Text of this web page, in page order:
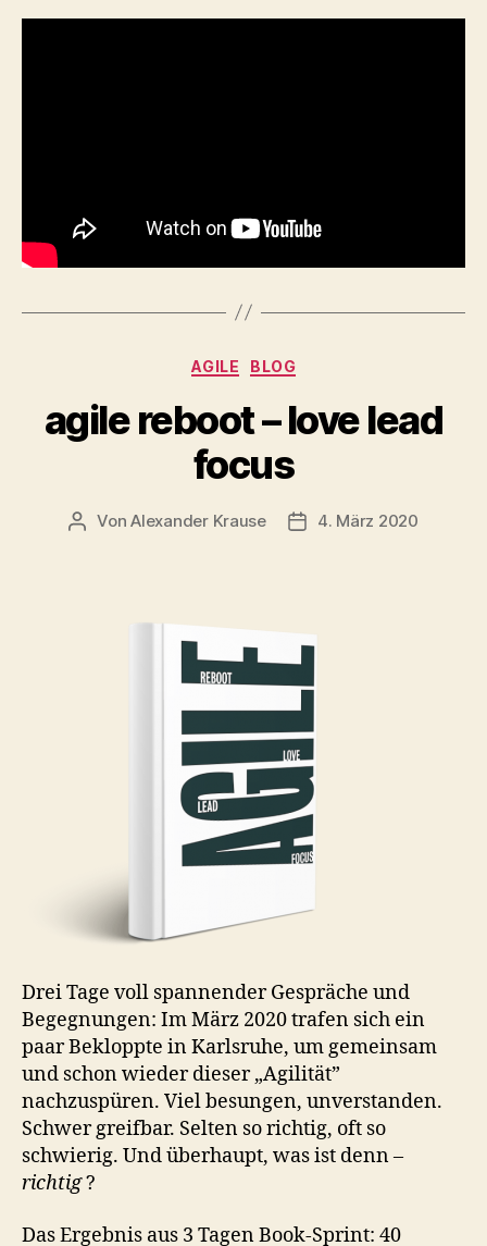
Kategorien
AGILE BLOG
agile reboot – love lead
focus
Beitragsautor
VonAlexander Krause Beitragsdatum
4. März 2020
Drei Tage voll spannender Gespräche und
Begegnungen: Im März 2020 trafen sich ein
paar Bekloppte in Karlsruhe, um gemeinsam
und schon wieder dieser „Agilität”
nachzuspüren. Viel besungen, unverstanden.
Schwer greifbar. Selten so richtig, oft so
schwierig. Und überhaupt, was ist denn –
richtig?
Das Ergebnis aus 3 Tagen Book-Sprint: 40